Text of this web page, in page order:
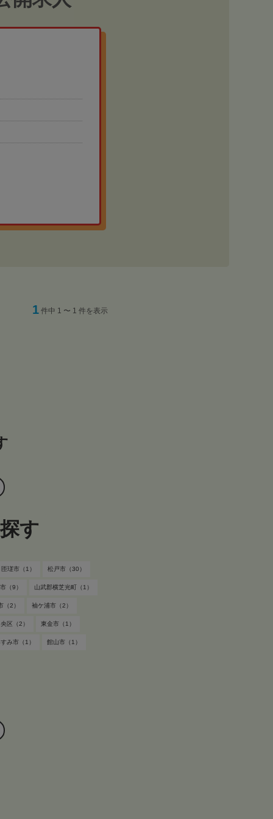
1 件中 1 〜 1 件を表示
す
匝瑳市（1） 松戸市（30）
（9） 山武郡横芝光町（1）
（2） 袖ケ浦市（2）
区（2） 東金市（1）
み市（1） 館山市（1）